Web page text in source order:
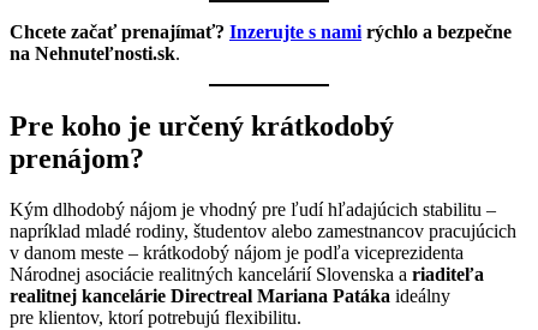
Chcete začať prenajímať? Inzerujte s namirýchlo a bezpečne
na Nehnuteľnosti.sk.
Pre koho je určený krátkodobý
prenájom?
Kým dlhodobý nájom je vhodný pre ľudí hľadajúcich stabilitu –
napríklad mladé rodiny, študentov alebo zamestnancov pracujúcich
v danom meste – krátkodobý nájom je podľa viceprezidenta
Národnej asociácie realitných kancelárií Slovenska a riaditeľa
realitnej kancelárie Directreal Mariana Patáka ideálny
pre klientov, ktorí potrebujú flexibilitu.